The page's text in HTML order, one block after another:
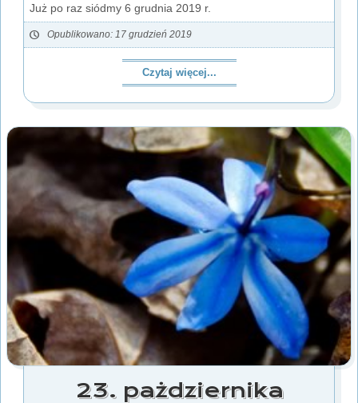
Już po raz siódmy 6 grudnia 2019 r.
Opublikowano: 17 grudzień 2019
Czytaj więcej...
23. pażdziernika